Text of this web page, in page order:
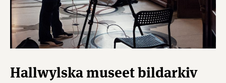
Hallwylska museet bildarkiv